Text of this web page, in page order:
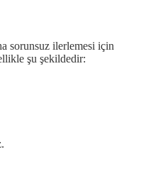
sorunsuz ilerlemesi için
şu şekildedir: